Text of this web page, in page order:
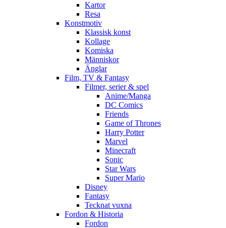
Kartor
Resa
Konstmotiv
Klassisk konst
Kollage
Komiska
Människor
Änglar
Film, TV & Fantasy
Filmer, serier & spel
Anime/Manga
DC Comics
Friends
Game of Thrones
Harry Potter
Marvel
Minecraft
Sonic
Star Wars
Super Mario
Disney
Fantasy
Tecknat vuxna
Fordon & Historia
Fordon